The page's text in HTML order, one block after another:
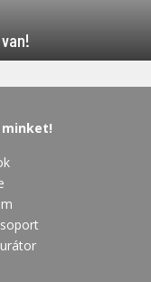
minket!